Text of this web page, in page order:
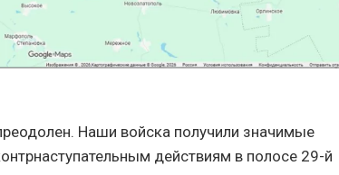
Наши войска получили значимые
действиям в полосе 29-й